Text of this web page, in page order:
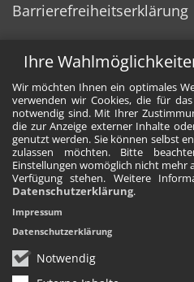
Ihre
Wir möchten Ihnen ein optimales
verwenden wir Cookies, die für
notwendig sind. Mit Ihrer
die zur Anzeige externer Inhalte
genutzt werden. Sie können selbst
zulassen möchten. Bitte
Einstellungen womöglich nicht mehr
Verfügung stehen. Weitere
Datenschutzerklärung.
Notwendig
Impressum
Datenschutzerklärung
Barrierefreiheitserklärung